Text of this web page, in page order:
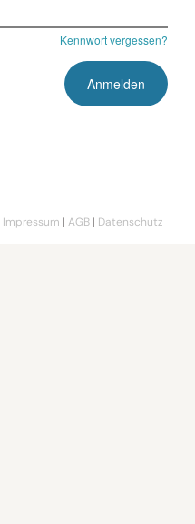
Kennwort vergessen?
Impressum | AGB | Datenschutz